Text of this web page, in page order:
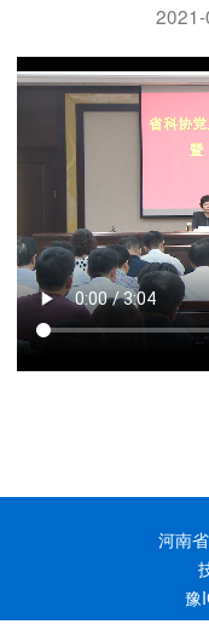
2021-
河南
豫